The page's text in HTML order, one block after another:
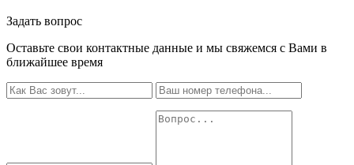
Задать вопрос
Оставьте свои контактные данные и мы свяжемся с Вами в
ближайшее время